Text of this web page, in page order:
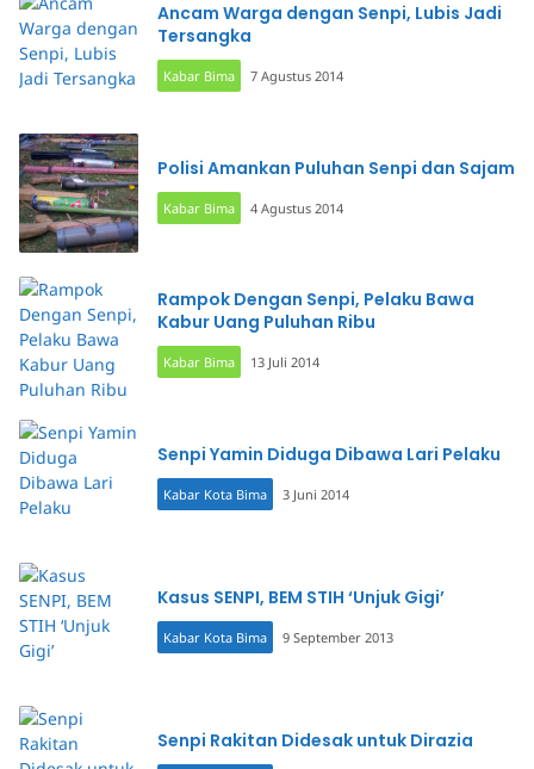
Ancam Warga dengan Senpi, Lubis Jadi
Tersangka
Kabar Bima 7 Agustus 2014
Polisi Amankan Puluhan Senpi dan Sajam
Kabar Bima 4 Agustus 2014
Rampok Dengan Senpi, Pelaku Bawa
Kabur Uang Puluhan Ribu
Kabar Bima 13 Juli 2014
Senpi Yamin Diduga Dibawa Lari Pelaku
Kabar Kota Bima 3 Juni 2014
Kasus SENPI, BEM STIH ‘Unjuk Gigi’
Kabar Kota Bima 9 September 2013
Senpi Rakitan Didesak untuk Dirazia